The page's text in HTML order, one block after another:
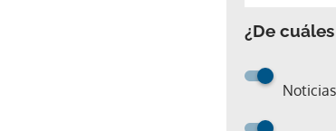
¿De
Noticias